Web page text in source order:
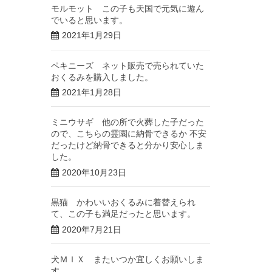
モルモット この子も天国で元気に遊ん
でいると思います。
2021年1月29日
ペキニーズ ネット販売で売られていた
おくるみを購入しました。
2021年1月28日
ミニウサギ 他の所で火葬した子だった
ので、こちらの霊園に納骨できるか 不安
だったけど納骨できると分かり安心しま
した。
2020年10月23日
黒猫 かわいいおくるみに着替えられ
て、この子も満足だったと思います。
2020年7月21日
犬ＭＩＸ またいつか宜しくお願いしま